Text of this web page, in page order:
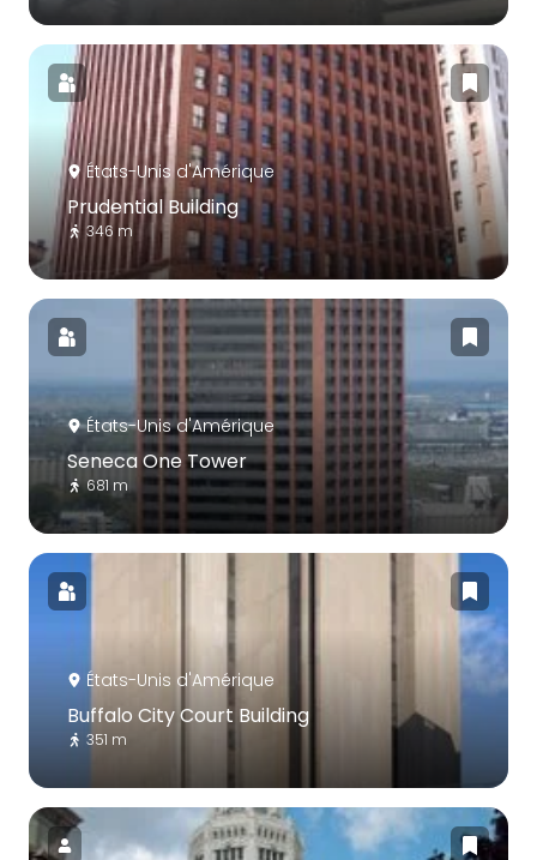
États-Unis d'Amérique
Prudential Building
346 m
États-Unis d'Amérique
Seneca One Tower
681 m
États-Unis d'Amérique
Buffalo City Court Building
351 m